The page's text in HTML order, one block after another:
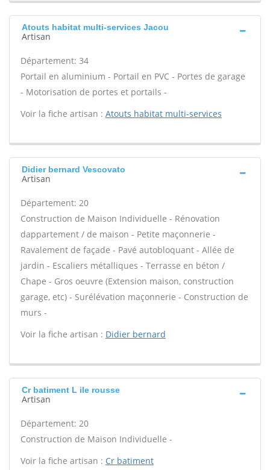
Atouts habitat multi-services Jacou
Artisan
Département: 34
Portail en aluminium - Portail en PVC - Portes de garage
- Motorisation de portes et portails -
Voir la fiche artisan : Atouts habitat multi-services
Didier bernard Vescovato
Artisan
Département: 20
Construction de Maison Individuelle - Rénovation
dappartement / de maison - Petite maçonnerie -
Ravalement de façade - Pavé autobloquant - Allée de
jardin - Escaliers métalliques - Terrasse en béton /
Chape - Gros oeuvre (Extension maison, construction
garage, etc) - Surélévation maçonnerie - Construction de
murs -
Voir la fiche artisan : Didier bernard
Cr batiment L ile rousse
Artisan
Département: 20
Construction de Maison Individuelle -
Voir la fiche artisan : Cr batiment